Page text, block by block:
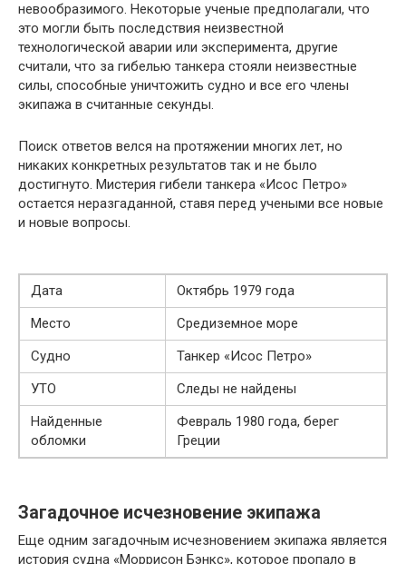
невообразимого. Некоторые ученые предполагали, что
это могли быть последствия неизвестной
технологической аварии или эксперимента, другие
считали, что за гибелью танкера стояли неизвестные
силы, способные уничтожить судно и все его члены
экипажа в считанные секунды.
Поиск ответов велся на протяжении многих лет, но
никаких конкретных результатов так и не было
достигнуто. Мистерия гибели танкера «Исос Петро»
остается неразгаданной, ставя перед учеными все новые
и новые вопросы.
Дата
Октябрь 1979 года
Место
Средиземное море
Судно
Танкер «Исос Петро»
УТО
Следы не найдены
Найденные
обломки
Февраль 1980 года, берег
Греции
Загадочное исчезновение экипажа
Еще одним загадочным исчезновением экипажа является
история судна «Моррисон Бэнкс», которое пропало в